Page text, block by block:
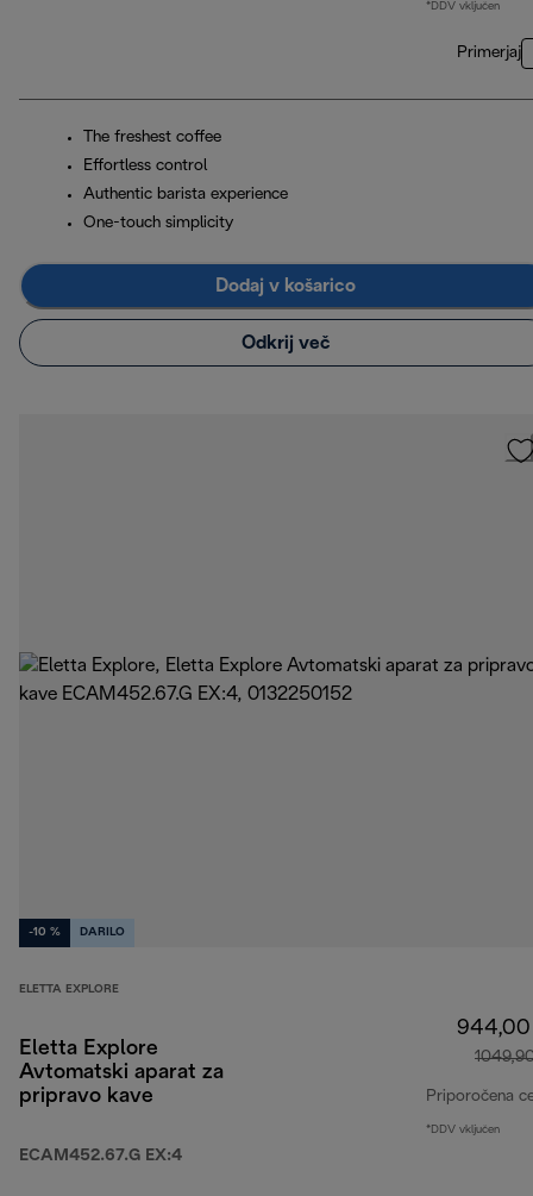
*DDV vključen
Primerjaj
The freshest coffee
Effortless control
Authentic barista experience
One-touch simplicity
Dodaj v košarico
Odkrij več
-10 % DARILO
ELETTA EXPLORE
Eletta Explore
Avtomatski aparat za
pripravo kave
ECAM452.67.G EX:4
Priporočena
*DDV vključen